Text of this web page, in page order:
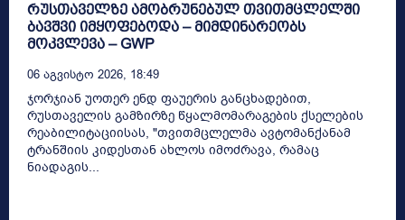
რუსთაველზე ამობრუნებულ თვითმცლელში
ბავშვი იმყოფებოდა – მიმდინარეობს
მოკვლევა – GWP
06 Აგვისტო 2026, 18:49
ჯორჯიან უოთერ ენდ ფაუერის განცხადებით,
რუსთაველის გამზირზე წყალმომარაგების ქსელების
რეაბილიტაციისას, "თვითმცლელმა ავტომანქანამ
ტრანშიის კიდესთან ახლოს იმოძრავა, რამაც
ნიადაგის...